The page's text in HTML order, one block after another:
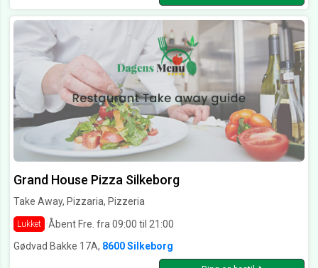
Grand House Pizza Silkeborg
Take Away, Pizzaria, Pizzeria
Lukket
Åbent Fre. fra 09:00 til 21:00
Gødvad Bakke 17A, 8600 Silkeborg